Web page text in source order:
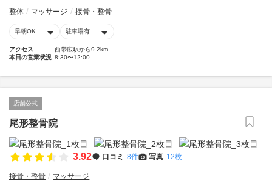
整体 マッサージ 接骨・整骨
早朝OK 駐車場有
アクセス
西帯広駅から9.2km
本日の営業状況 8:30〜12:00
店舗公式
尾形整骨院
3.92 口コミ 8件 写真 12枚
接骨・整骨 マッサージ